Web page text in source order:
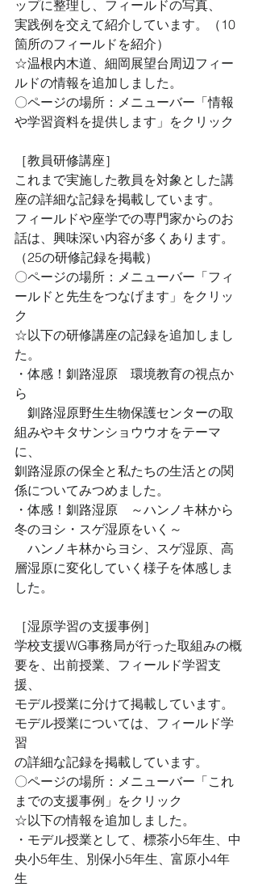
ップに整理し、フィールドの写真、
実践例を交えて紹介しています。（10
箇所のフィールドを紹介）
☆温根内木道、細岡展望台周辺フィー
ルドの情報を追加しました。
〇ページの場所：メニューバー「情報
や学習資料を提供します」をクリック
［教員研修講座］
これまで実施した教員を対象とした講
座の詳細な記録を掲載しています。
フィールドや座学での専門家からのお
話は、興味深い内容が多くあります。
（25の研修記録を掲載）
〇ページの場所：メニューバー「フィ
ールドと先生をつなげます」をクリッ
ク
☆以下の研修講座の記録を追加しまし
た。
・体感！釧路湿原　環境教育の視点か
ら
釧路湿原野生生物保護センターの取
組みやキタサンショウウオをテーマ
に、
釧路湿原の保全と私たちの生活との関
係についてみつめました。
・体感！釧路湿原　～ハンノキ林から
冬のヨシ・スゲ湿原をいく～
ハンノキ林からヨシ、スゲ湿原、高
層湿原に変化していく様子を体感しま
した。
［湿原学習の支援事例］
学校支援WG事務局が行った取組みの概
要を、出前授業、フィールド学習支
援、
モデル授業に分けて掲載しています。
モデル授業については、フィールド学
習
の詳細な記録を掲載しています。
〇ページの場所：メニューバー「これ
までの支援事例」をクリック
☆以下の情報を追加しました。
・モデル授業として、標茶小5年生、中
央小5年生、別保小5年生、富原小4年
生